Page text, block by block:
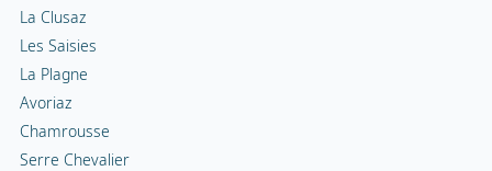
La Clusaz
Les Saisies
La Plagne
Avoriaz
Chamrousse
Serre Chevalier